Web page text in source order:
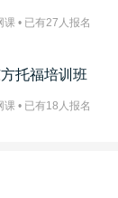
课 • 已有27 人报名
托福培训班
课 • 已有18 人报名